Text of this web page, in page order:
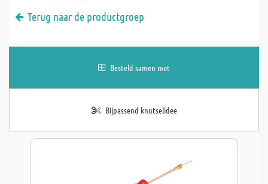
Terug naar de productgroep
Besteld samen met
Bijpassend knutselidee